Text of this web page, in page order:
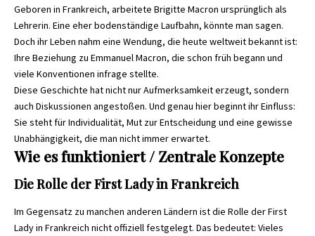
Geboren in Frankreich, arbeitete Brigitte Macron ursprünglich als
Lehrerin. Eine eher bodenständige Laufbahn, könnte man sagen.
Doch ihr Leben nahm eine Wendung, die heute weltweit bekannt ist:
Ihre Beziehung zu Emmanuel Macron, die schon früh begann und
viele Konventionen infrage stellte.
Diese Geschichte hat nicht nur Aufmerksamkeit erzeugt, sondern
auch Diskussionen angestoßen. Und genau hier beginnt ihr Einfluss:
Sie steht für Individualität, Mut zur Entscheidung und eine gewisse
Unabhängigkeit, die man nicht immer erwartet.
Wie es funktioniert / Zentrale Konzepte
Die Rolle der First Lady in Frankreich
Im Gegensatz zu manchen anderen Ländern ist die Rolle der First
Lady in Frankreich nicht offiziell festgelegt. Das bedeutet: Vieles